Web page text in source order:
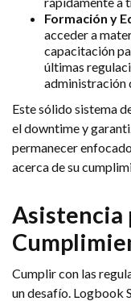
Formación y
acceder a
capacitación
últimas
administración
Este sólido sistema
el downtime y
permanecer
acerca de su
Asistencia
Cumplir con las
un desafío. Logbook